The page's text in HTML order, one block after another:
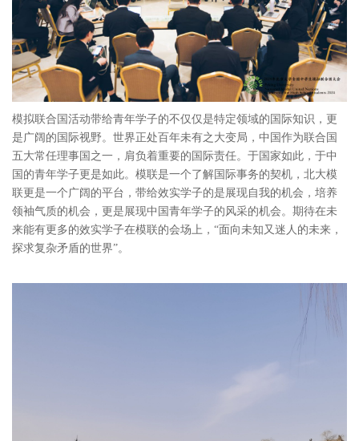
模拟联合国活动带给青年学子的不仅仅是特定领域的国际知识，更
是广阔的国际视野。世界正处百年未有之大变局，中国作为联合国
五大常任理事国之一，肩负着重要的国际责任。于国家如此，于中
国的青年学子更是如此。模联是一个了解国际事务的契机，北大模
联更是一个广阔的平台，带给效实学子的是展现自我的机会，培养
领袖气质的机会，更是展现中国青年学子的风采的机会。期待在未
来能有更多的效实学子在模联的会场上，“面向未知又迷人的未来，
探求复杂矛盾的世界”。